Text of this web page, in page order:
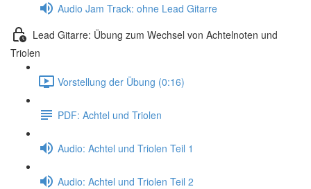
Audio Jam Track: ohne Lead Gitarre
Lead Gitarre: Übung zum Wechsel von Achtelnoten und
Triolen
Vorstellung der Übung (0:16)
PDF: Achtel und Triolen
Audio: Achtel und Triolen Teil 1
Audio: Achtel und Triolen Teil 2